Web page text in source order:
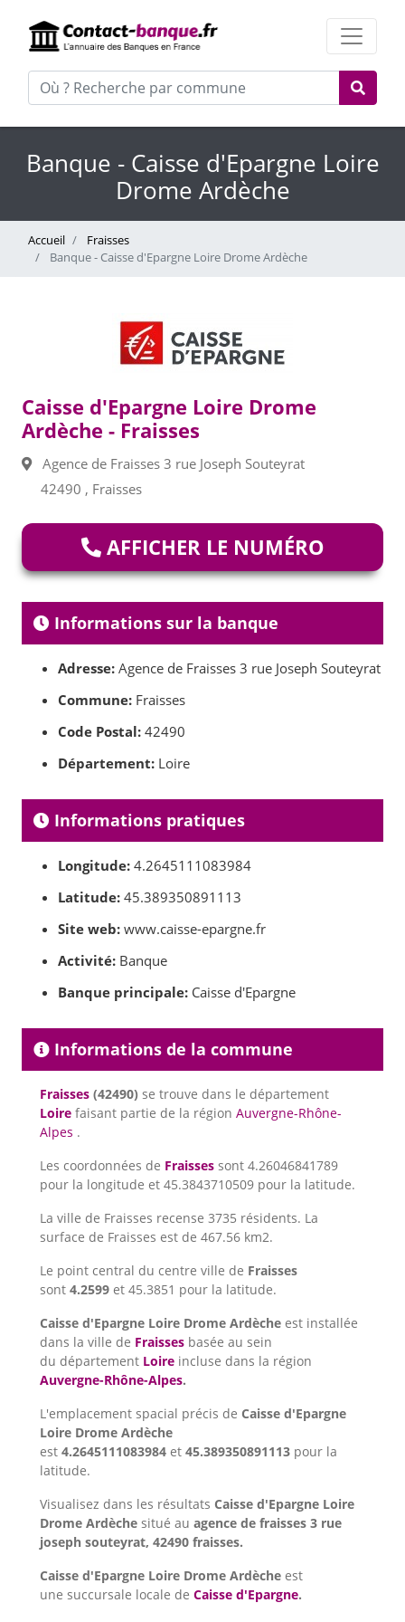
Banque - Caisse d'Epargne Loire
Drome Ardèche
Accueil
Fraisses
Banque - Caisse d'Epargne Loire Drome Ardèche
Caisse d'Epargne Loire Drome
Ardèche - Fraisses
Agence de Fraisses 3 rue Joseph Souteyrat
42490 , Fraisses
AFFICHER LE NUMÉRO
Informations sur la banque
Adresse: Agence de Fraisses 3 rue Joseph Souteyrat
Commune: Fraisses
Code Postal: 42490
Département: Loire
Informations pratiques
Longitude: 4.2645111083984
Latitude: 45.389350891113
Site web: www.caisse-epargne.fr
Activité: Banque
Banque principale: Caisse d'Epargne
Informations de la commune
Fraisses (42490) se trouve dans le département
Loire faisant partie de la région Auvergne-Rhône-
Alpes .
Les coordonnées de Fraisses sont 4.26046841789
pour la longitude et 45.3843710509 pour la latitude.
La ville de Fraisses recense 3735 résidents. La
surface de Fraisses est de 467.56 km2.
Le point central du centre ville de Fraisses
sont 4.2599 et 45.3851 pour la latitude.
Caisse d'Epargne Loire Drome Ardèche est installée
dans la ville de Fraisses basée au sein
du département Loire incluse dans la région
Auvergne-Rhône-Alpes.
L'emplacement spacial précis de Caisse d'Epargne
Loire Drome Ardèche
est 4.2645111083984 et 45.389350891113 pour la
latitude.
Visualisez dans les résultats Caisse d'Epargne Loire
Drome Ardèche situé au agence de fraisses 3 rue
joseph souteyrat, 42490 fraisses.
Caisse d'Epargne Loire Drome Ardèche est
une succursale locale de Caisse d'Epargne.